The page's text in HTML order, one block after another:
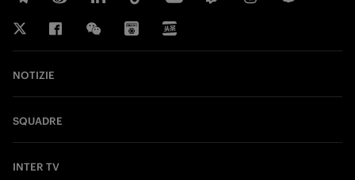
NOTIZIE
SQUADRE
INTER TV